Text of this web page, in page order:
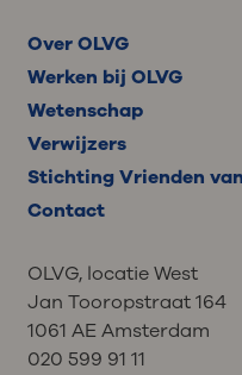
Over OLVG
Werken bij OLVG
Wetenschap
Verwijzers
Stichting Vrienden
Contact
OLVG, locatie West
Jan Tooropstraat 164
1061 AE Amsterdam
020 599 91 11